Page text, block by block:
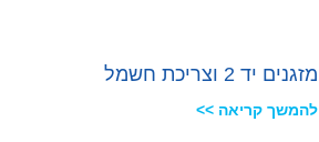
מזגנים יד 2 וצריכת חשמל
להמשך קריאה >>